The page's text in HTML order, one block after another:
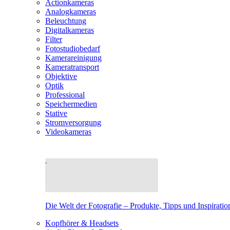
Actionkameras
Analogkameras
Beleuchtung
Digitalkameras
Filter
Fotostudiobedarf
Kamerareinigung
Kameratransport
Objektive
Optik
Professional
Speichermedien
Stative
Stromversorgung
Videokameras
Die Welt der Fotografie – Produkte, Tipps und
Kopfhörer & Headsets